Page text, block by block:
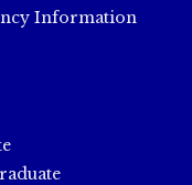
Information